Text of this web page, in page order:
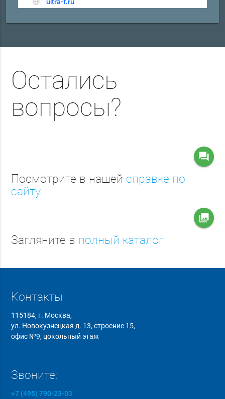
Остались
вопросы?
question_answer
Посмотрите в нашей справке по
сайту
collections
Загляните в полный каталог
Контакты
115184, г. Москва,
ул. Новокузнецкая д. 13, строение 15,
офис №9, цокольный этаж
Звоните:
+7 (495) 790-23-03